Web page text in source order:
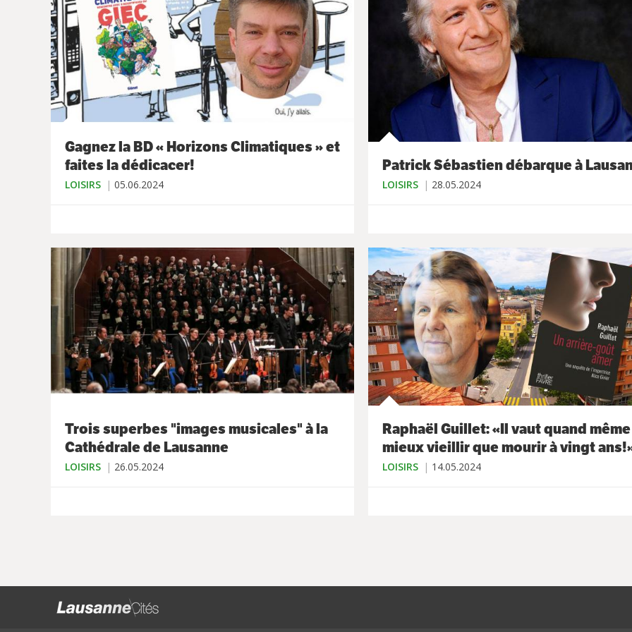
Gagnez la BD « Horizons Climatiques » et
faites la dédicacer!
LOISIRS 05.06.2024
Patrick Sébastien débarque à
LOISIRS 28.05.2024
Trois superbes "images musicales" à la
Cathédrale de Lausanne
LOISIRS 26.05.2024
Raphaël Guillet: «Il vaut quand même
mieux vieillir que mourir à vingt
LOISIRS 14.05.2024